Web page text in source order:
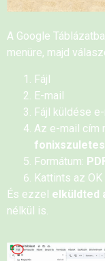
A Google
menüre, majd
Fájl
E-mail
Fájl küldése
Az e-mail cím
Formátum:
Kattints az
És ezzel elküldted
nélkül is.